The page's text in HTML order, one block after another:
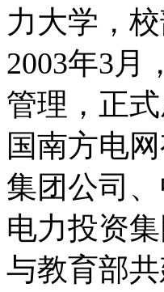
力大学，
2003年3月
管理，正
国南方电
集团公司
电力投资
与教育部共